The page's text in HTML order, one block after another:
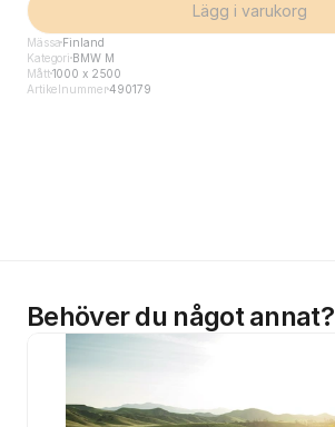
Lägg i varukorg
Mässa Finland
Kategori BMW M
Mått1000 x 2500
Artikelnummer490179
Behöver du något annat?